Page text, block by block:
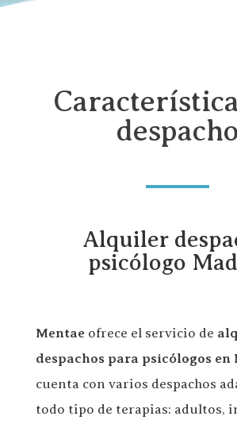
despacho
Alquiler
psicólogo
Mentae ofrece el servicio de
despachos para psicólogos en
cuenta con varios despachos
todo tipo de terapias: adultos,